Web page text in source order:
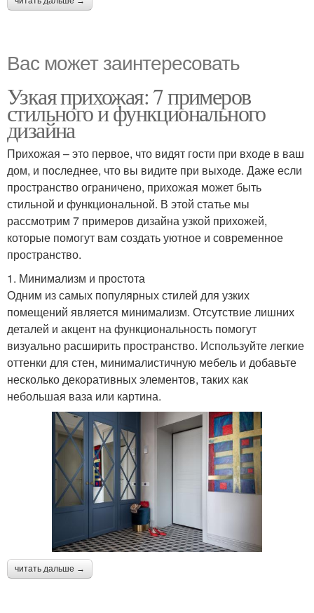
Вас может заинтересовать
Узкая прихожая: 7 примеров
стильного и функционального
дизайна
Прихожая – это первое, что видят гости при входе в ваш
дом, и последнее, что вы видите при выходе. Даже если
пространство ограничено, прихожая может быть
стильной и функциональной. В этой статье мы
рассмотрим 7 примеров дизайна узкой прихожей,
которые помогут вам создать уютное и современное
пространство.
1. Минимализм и простота
Одним из самых популярных стилей для узких
помещений является минимализм. Отсутствие лишних
деталей и акцент на функциональность помогут
визуально расширить пространство. Используйте легкие
оттенки для стен, минималистичную мебель и добавьте
несколько декоративных элементов, таких как
небольшая ваза или картина.
читать дальше →